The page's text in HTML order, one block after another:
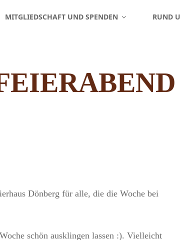
MITGLIEDSCHAFT UND SPENDEN RUND
Dönberg für alle, die die Woche bei
schön ausklingen lassen :). Vielleicht